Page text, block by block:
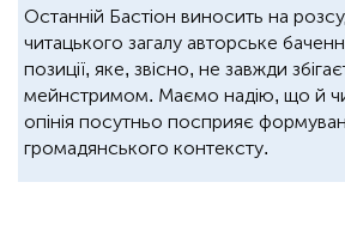
Останній Бастіон виносить на
читацького загалу авторське
позиції, яке, звісно, не завжди
мейнстримом. Маємо надію, що й
опінія посутньо посприяє
громадянського контексту.